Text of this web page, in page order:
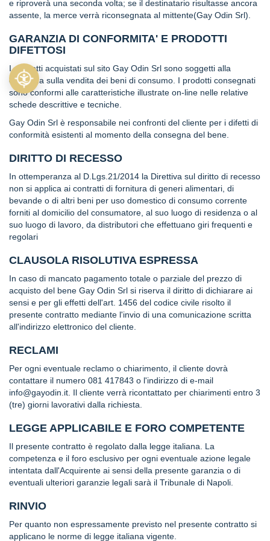
r
e
N
o
c
i
N
o
c
i
o
l
a
t
o
C
f
f
E
x
t
a
a
c
a
o
P
p
e
r
o
c
n
o
e riproverà una seconda volta; se il destinatario risultasse ancora
assente, la merce verrà riconsegnata al mittente(Gay Odin Srl).
GARANZIA DI CONFORMITA' E PRODOTTI
DIFETTOSI
I prodotti acquistati sul sito Gay Odin Srl sono soggetti alla
disciplina sulla vendita dei beni di consumo. I prodotti consegnati
sono conformi alle caratteristiche illustrate on-line nelle relative
schede descrittive e tecniche.
Gay Odin Srl è responsabile nei confronti del cliente per i difetti di
conformità esistenti al momento della consegna del bene.
DIRITTO DI RECESSO
In ottemperanza al D.Lgs.21/2014 la Direttiva sul diritto di recesso
non si applica ai contratti di fornitura di generi alimentari, di
bevande o di altri beni per uso domestico di consumo corrente
forniti al domicilio del consumatore, al suo luogo di residenza o al
suo luogo di lavoro, da distributori che effettuano giri frequenti e
regolari
CLAUSOLA RISOLUTIVA ESPRESSA
In caso di mancato pagamento totale o parziale del prezzo di
acquisto del bene Gay Odin Srl si riserva il diritto di dichiarare ai
sensi e per gli effetti dell'art. 1456 del codice civile risolto il
presente contratto mediante l'invio di una comunicazione scritta
all'indirizzo elettronico del cliente.
RECLAMI
Per ogni eventuale reclamo o chiarimento, il cliente dovrà
contattare il numero 081 417843 o l'indirizzo di e-mail
info@gayodin.it . Il cliente verrà ricontattato per chiarimenti entro 3
(tre) giorni lavorativi dalla richiesta.
LEGGE APPLICABILE E FORO COMPETENTE
Il presente contratto è regolato dalla legge italiana. La
competenza e il foro esclusivo per ogni eventuale azione legale
intentata dall'Acquirente ai sensi della presente garanzia o di
eventuali ulteriori garanzie legali sarà il Tribunale di Napoli.
RINVIO
Per quanto non espressamente previsto nel presente contratto si
applicano le norme di legge italiana vigente.